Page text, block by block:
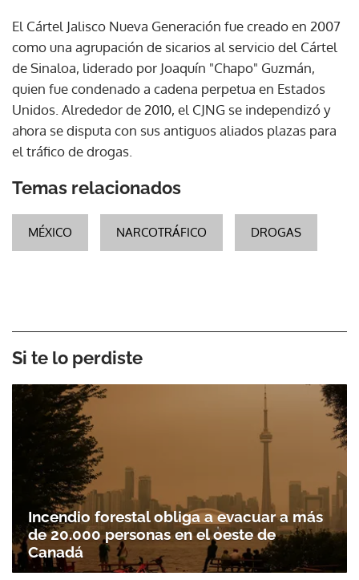
El Cártel Jalisco Nueva Generación fue creado en 2007
como una agrupación de sicarios al servicio del Cártel
de Sinaloa, liderado por Joaquín "Chapo" Guzmán,
quien fue condenado a cadena perpetua en Estados
Unidos. Alrededor de 2010, el CJNG se independizó y
ahora se disputa con sus antiguos aliados plazas para
el tráfico de drogas.
Temas relacionados
MÉXICO NARCOTRÁFICO DROGAS
Si te lo perdiste
Incendio forestal obliga a evacuar a más
de 20.000 personas en el oeste de
Canadá